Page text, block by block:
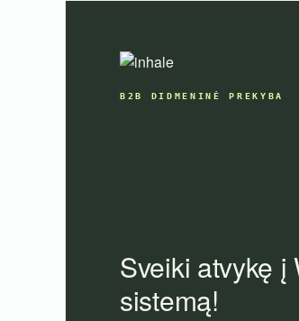
B2B DIDMENINĖ PREKYBA
Sveiki atvykę
sistemą!